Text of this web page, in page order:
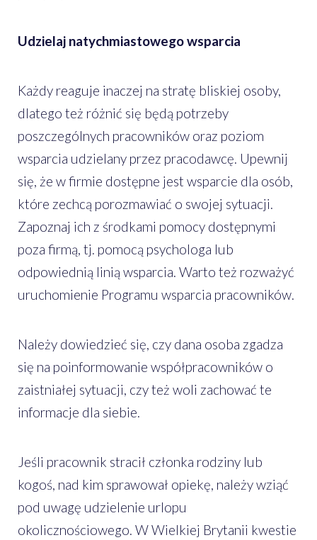
Udzielaj natychmiastowego wsparcia
Każdy reaguje inaczej na stratę bliskiej osoby,
dlatego też różnić się będą potrzeby
poszczególnych pracowników oraz poziom
wsparcia udzielany przez pracodawcę. Upewnij
się, że w firmie dostępne jest wsparcie dla osób,
które zechcą porozmawiać o swojej sytuacji.
Zapoznaj ich z środkami pomocy dostępnymi
poza firmą, tj. pomocą psychologa lub
odpowiednią linią wsparcia. Warto też rozważyć
uruchomienie Programu wsparcia pracowników.
Należy dowiedzieć się, czy dana osoba zgadza
się na poinformowanie współpracowników o
zaistniałej sytuacji, czy też woli zachować te
informacje dla siebie.
Jeśli pracownik stracił członka rodziny lub
kogoś, nad kim sprawował opiekę, należy wziąć
pod uwagę udzielenie urlopu
okolicznościowego. W Wielkiej Brytanii kwestie